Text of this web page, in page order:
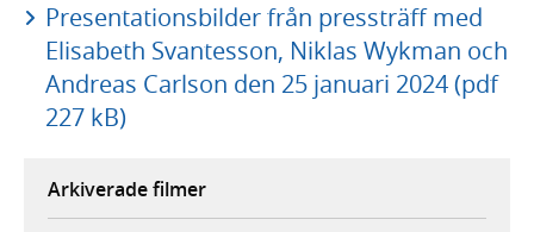
Presentationsbilder från pressträff med
Elisabeth Svantesson, Niklas Wykman och
Andreas Carlson den 25 januari 2024 (pdf
227 kB)
Arkiverade filmer